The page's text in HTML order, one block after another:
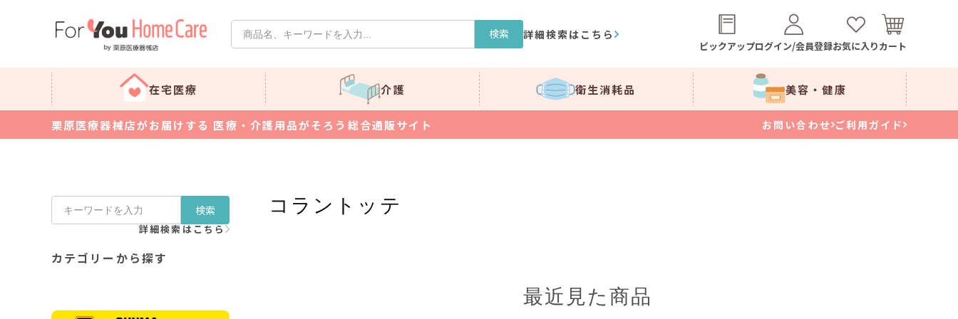
検索 詳細検索はこちら
ピックアップログイン/会員登録お気に入りカート
在宅医療 介護 衛生消耗品 美容・健康
栗原医療器械店がお届けする 医療・介護用品がそろう総合通販サイト お問い合わせ ご利用ガイド
検索
詳細検索はこちら
カテゴリーから探す
コラントッテ
最近見た商品